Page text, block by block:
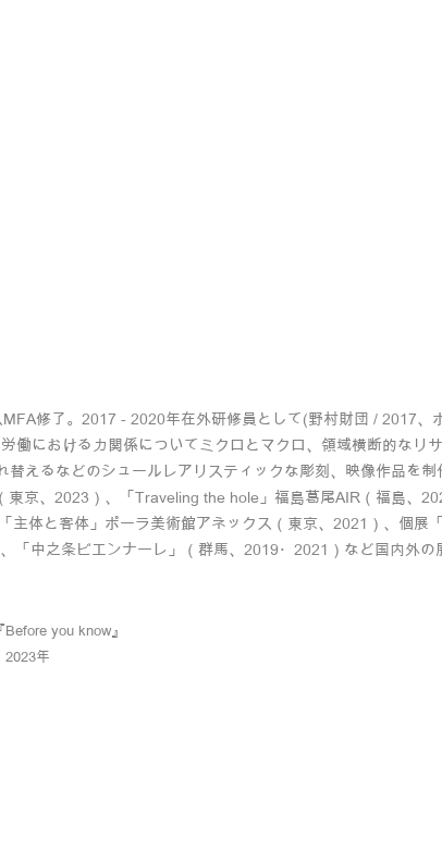
修了。2017 - 2020年在外研修員として(野村財団 / 2017、
働における力関係についてミクロとマクロ、領域横断的なリ
えるなどのシュールレアリスティックな彫刻、映像作品を制
京、2023）、「Traveling the hole」福島葛尾AIR（福島、
主体と客体」ポーラ美術館アネックス（東京、2021）、個展
「中之条ビエンナーレ」（群馬、2019・2021）など国内外の
『Before you know』
2023年